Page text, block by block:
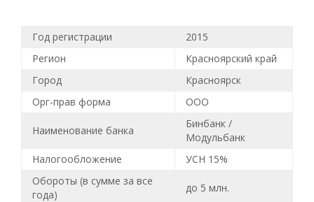
Год регистрации
2015
Регион
Красноярский край
Город
Красноярск
Орг-прав форма
ООО
Наименование банка
Бинбанк /
Модульбанк
Налогообложение
УСН 15%
Обороты (в сумме за все
года)
до 5 млн.